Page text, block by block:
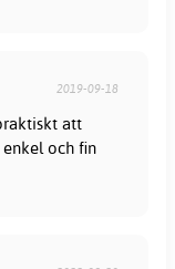
2019-09-18
att
och fin